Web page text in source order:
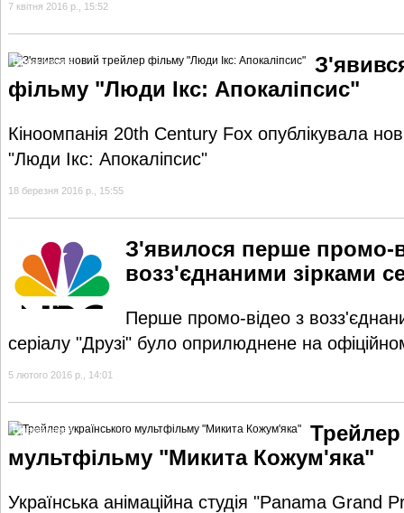
7 квітня 2016 р., 15:52
Відеогалерея
фільму "Люди Ікс: Апокаліпсис"
Кіноомпанія 20th Century Fox опублікувала
"Люди Ікс: Апокаліпсис"
18 березня 2016 р., 15:55
З'явилося перше промо-
возз'єднаними зірками
Перше промо-відео з
серіалу "Друзі" було оприлюднене на
5 лютого 2016 р., 14:01
Відеогалерея
Трейлер
мультфільму "Микита Кожум'яка"
Українська анімаційна студія "Panama Grand